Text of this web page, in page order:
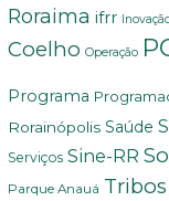
Roraima ifrr
Coelho Operação
Programa
Rorainópolis Saúde
Serviços Sine-RR
Parque Anauá